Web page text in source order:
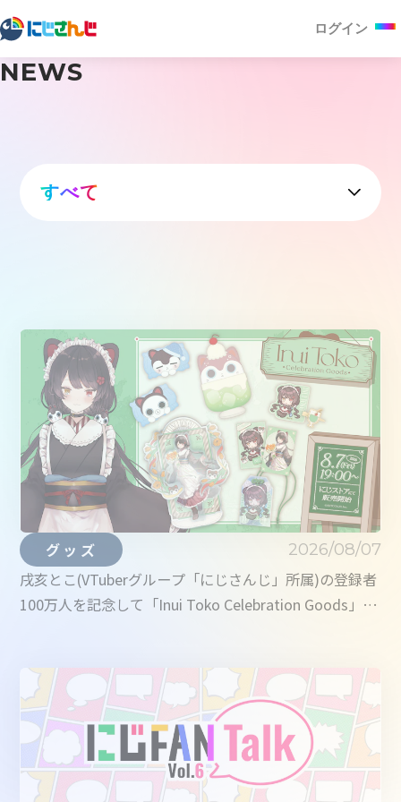
ログイン
NEWS
すべて
グッズ 2026/08/07
戌亥とこ(VTuberグループ「にじさんじ」所属)の登録者
100万人を記念して「Inui Toko Celebration Goods」を